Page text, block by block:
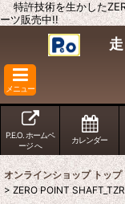
特許技術を生かした
ーツ販売中!!
メニュー
P.E.O. ホームペ
ージ へ
カレンダー
オンラインショップ トップ
> ZERO POINT